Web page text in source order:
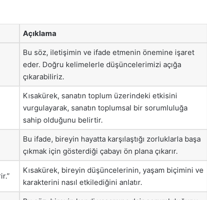
Açıklama
Bu söz, iletişimin ve ifade etmenin önemine işaret
eder. Doğru kelimelerle düşüncelerimizi açığa
çıkarabiliriz.
Kısakürek, sanatın toplum üzerindeki etkisini
vurgulayarak, sanatın toplumsal bir sorumluluğa
sahip olduğunu belirtir.
Bu ifade, bireyin hayatta karşılaştığı zorluklarla başa
çıkmak için gösterdiği çabayı ön plana çıkarır.
Kısakürek, bireyin düşüncelerinin, yaşam biçimini ve
karakterini nasıl etkilediğini anlatır.